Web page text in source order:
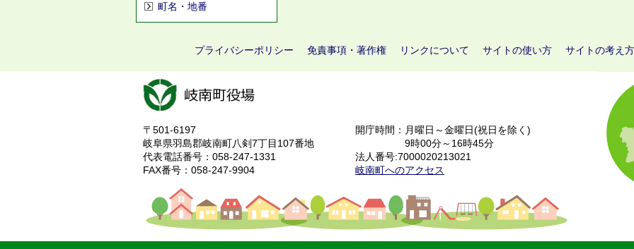
町名・地番
プライバシーポリシー 免責事項・著作権 リンクについて サイトの使い方 サイトの考え方
〒501-6197
岐阜県羽島郡岐南町八剣7丁目107番地
代表電話番号：058-247-1331
FAX番号：058-247-9904
開庁時間：月曜日～金曜日(祝日を除く)
9時00分～16時45分
法人番号:7000020213021
岐南町へのアクセス